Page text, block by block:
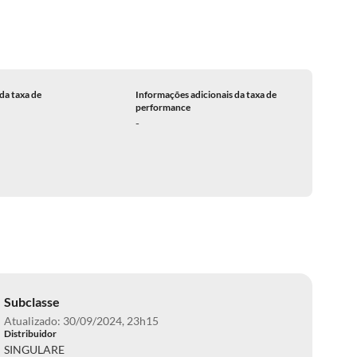
taxa de
Informações adicionais da taxa de
performance
-
Subclasse
Atualizado: 30/09/2024, 23h15
Distribuidor
SINGULARE